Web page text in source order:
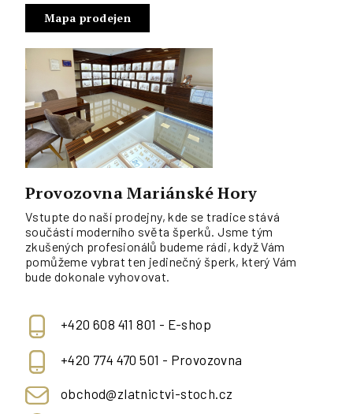
Mapa prodejen
Provozovna Mariánské Hory
Vstupte do naší prodejny, kde se tradice stává
součástí moderního světa šperků. Jsme tým
zkušených profesionálů budeme rádi, když Vám
pomůžeme vybrat ten jedinečný šperk, který Vám
bude dokonale vyhovovat.
+420 608 411 801 - E-shop
+420 774 470 501 - Provozovna
obchod@zlatnictvi-stoch.cz